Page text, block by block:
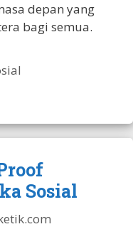
depan yang
bagi semua.
Sosial